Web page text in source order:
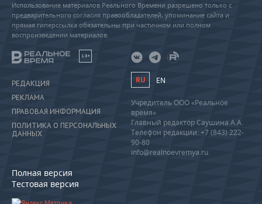
Использование материалов Реального Времени разрешено только с
предварительного согласия правообладателей, упоминание сайта и
прямая гиперссылка обязательны при частичном или полном
воспроизведении материалов.
18+
РЕДАКЦИЯ
РЕКЛАМА
ПРАВОВАЯ ИНФОРМАЦИЯ
ПОЛИТИКА О ПЕРСОНАЛЬНЫХ
ДАННЫХ
Полная версия
Тестовая версия
RU EN
Учредитель ООО «Реальное
время»
Главный редактор Саушина А.А.
Телефон редакции: +7 (843) 222-
90-80
info@realnoevremya.ru